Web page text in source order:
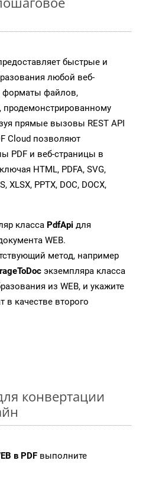
быстрые и
любой веб-
форматы файлов,
продемонстрированному
прямые вызовы REST API
Cloud позволяют
PDF и веб-страницы в
HTML, PDFA, SVG,
XLSX, PPTX, DOC, DOCX,
класса PdfApi для
WEB.
метод, например
экземпляра класса
из WEB, и укажите
качестве второго
конвертации
в PDF выполните